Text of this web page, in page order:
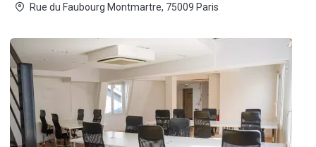
Rue du Faubourg Montmartre, 75009 Paris